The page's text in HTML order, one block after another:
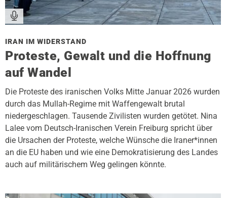
IRAN IM WIDERSTAND
Proteste, Gewalt und die Hoffnung
auf Wandel
Die Proteste des iranischen Volks Mitte Januar 2026 wurden
durch das Mullah-Regime mit Waffengewalt brutal
niedergeschlagen. Tausende Zivilisten wurden getötet. Nina
Lalee vom Deutsch-Iranischen Verein Freiburg spricht über
die Ursachen der Proteste, welche Wünsche die Iraner*innen
an die EU haben und wie eine Demokratisierung des Landes
auch auf militärischem Weg gelingen könnte.